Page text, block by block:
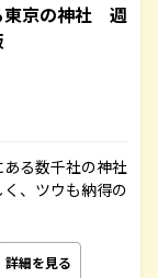
東京の神社 週
ある数千社の神社
、ツウも納得の
詳細を見る